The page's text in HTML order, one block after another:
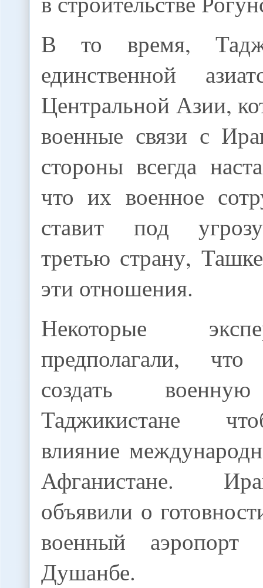
В то время,
единственной
Центральной Азии,
военные связи с
стороны всегда
что их военное
ставит под
третью страну,
эти отношения.
Некоторые
предполагали,
создать
Таджикистане
влияние
Афганистане.
объявили о
военный
Душанбе.